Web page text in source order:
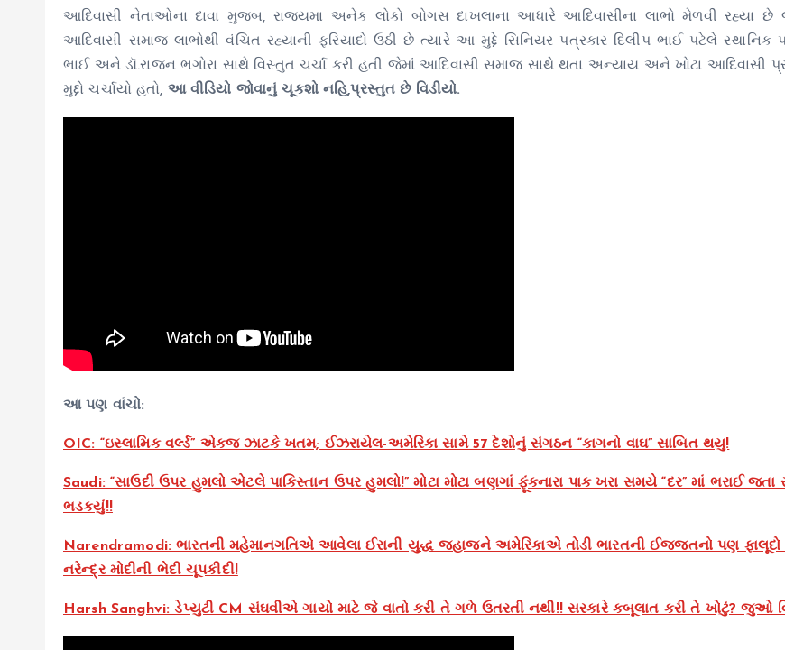
આદિવાસી નેતાઓના દાવા મુજબ, રાજ્યમા અનેક લોકો બોગસ દાખલાના આધારે આદિવાસીના લાભો મેળવી રહ્યા
આદિવાસી સમાજ લાભોથી વંચિત રહ્યાની ફરિયાદો ઉઠી છે ત્યારે આ મુદ્દે સિનિયર પત્રકાર દિલીપ ભાઈ પટેલે સ્થાનિક
ભાઈ અને ડૉ.રાજન ભગોરા સાથે વિસ્તુત ચર્ચા કરી હતી જેમાં આદિવાસી સમાજ સાથે થતા અન્યાય અને ખોટા આદિવાસી
મુદ્દો ચર્ચાયો હતો, આ વીડિયો જોવાનું ચૂકશો નહિ,પ્રસ્તુત છે વિડીયો.
આ પણ વાંચો:
OIC: “ઇસ્લામિક વર્લ્ડ” એકજ ઝાટકે ખતમ; ઈઝરાયેલ-અમેરિકા સામે 57 દેશોનું સંગઠન “કાગનો વાઘ” સાબિત થયુ!
Saudi: “સાઉદી ઉપર હુમલો એટલે પાકિસ્તાન ઉપર હુમલો!” મોટા મોટા બણગાં ફૂંકનારા પાક ખરા સમયે “દર” માં ભરાઈ જતા
ભડકયું!!
Narendramodi: ભારતની મહેમાનગતિએ આવેલા ઈરાની યુદ્ધ જહાજને અમેરિકાએ તોડી ભારતની ઈજ્જતનો પણ ફાલૂદો
નરેન્દ્ર મોદીની ભેદી ચૂપકીદી!
Harsh Sanghvi: ડેપ્યુટી CM સંઘવીએ ગાયો માટે જે વાતો કરી તે ગળે ઉતરતી નથી!! સરકારે કબૂલાત કરી તે ખોટું? જુઓ